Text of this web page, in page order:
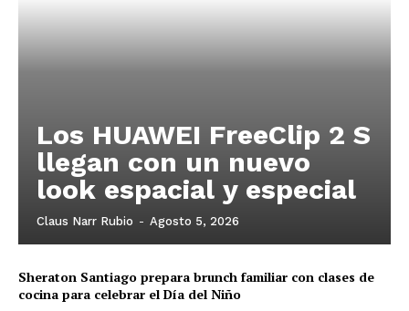
Los HUAWEI FreeClip 2 S
llegan con un nuevo
look espacial y especial
Claus Narr Rubio - Agosto 5, 2026
Sheraton Santiago prepara brunch familiar con clases de
cocina para celebrar el Día del Niño